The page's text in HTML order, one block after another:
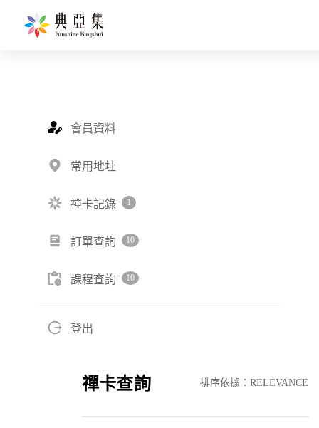
會員資料
常用地址
禪卡記錄 1
訂單查詢 10
課程查詢 10
登出
禪卡查詢 排序依據：RELEVANCE